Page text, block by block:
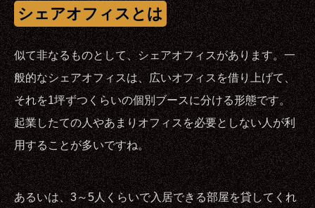
シェアオフィスとは
似て非なるものとして、シェアオフィスがあります。一
般的なシェアオフィスは、広いオフィスを借り上げて、
それを1坪ずつくらいの個別ブースに分ける形態です。
起業したての人やあまりオフィスを必要としない人が利
用することが多いですね。
あるいは、3～5人くらいで入居できる部屋を貸してくれ